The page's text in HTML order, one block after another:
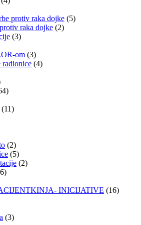
protiv raka dojke (5)
raka dojke (2)
(3)
om (3)
(4)
(11)
(2)
(5)
(2)
INICIJATIVE (16)
(3)